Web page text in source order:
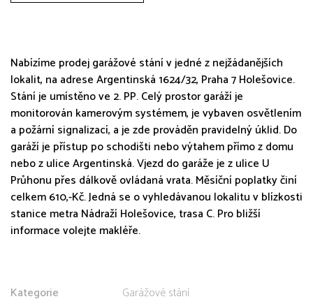
Nabízíme prodej garážové stání v jedné z nejžádanějších
lokalit, na adrese Argentinská 1624/32, Praha 7 Holešovice.
Stání je umístěno ve 2. PP. Celý prostor garáží je
monitorován kamerovým systémem, je vybaven osvětlením
a požární signalizací, a je zde prováděn pravidelný úklid. Do
garáží je přístup po schodišti nebo výtahem přímo z domu
nebo z ulice Argentinská. Vjezd do garáže je z ulice U
Průhonu přes dálkově ovládaná vrata. Měsíční poplatky činí
celkem 610,-Kč. Jedná se o vyhledávanou lokalitu v blízkosti
stanice metra Nádraží Holešovice, trasa C. Pro bližší
informace volejte makléře.
Kategorie
Garážové stání